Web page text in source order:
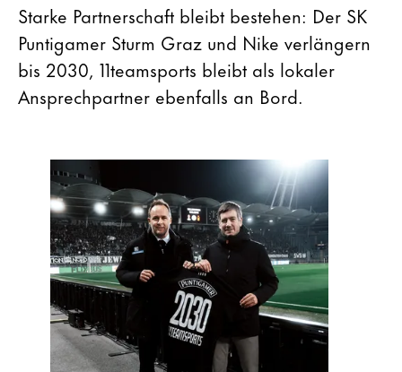
Starke Partnerschaft bleibt bestehen: Der SK
Puntigamer Sturm Graz und Nike verlängern
bis 2030, 11teamsports bleibt als lokaler
Ansprechpartner ebenfalls an Bord.